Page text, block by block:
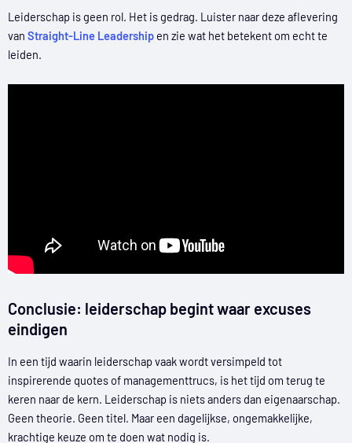
Leiderschap is geen rol. Het is gedrag. Luister naar deze aflevering
van Straight-Line Leadership en zie wat het betekent om echt te
leiden.
Conclusie: leiderschap begint waar excuses
eindigen
In een tijd waarin leiderschap vaak wordt versimpeld tot
inspirerende quotes of managementtrucs, is het tijd om terug te
keren naar de kern. Leiderschap is niets anders dan eigenaarschap.
Geen theorie. Geen titel. Maar een dagelijkse, ongemakkelijke,
krachtige keuze om te doen wat nodig is.